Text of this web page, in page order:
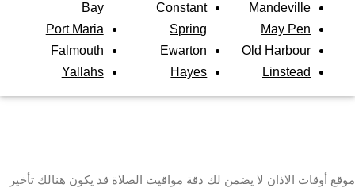
Mandeville
May Pen
Old Harbour
Linstead
Constant
Spring
Ewarton
Hayes
Bay
Port Maria
Falmouth
Yallahs
موقع أوقات الاذان لا يضمن لك دقة مواقيت الصلاة قد يكون هنالك تأخير